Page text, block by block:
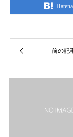
Hatena